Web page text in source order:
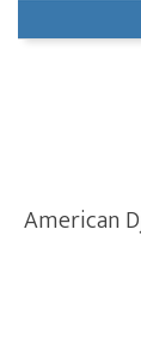
American